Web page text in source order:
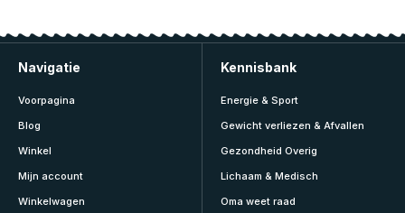
Navigatie
Voorpagina
Blog
Winkel
Mijn account
Winkelwagen
Kennisbank
Energie & Sport
Gewicht verliezen & Afvallen
Gezondheid Overig
Lichaam & Medisch
Oma weet raad